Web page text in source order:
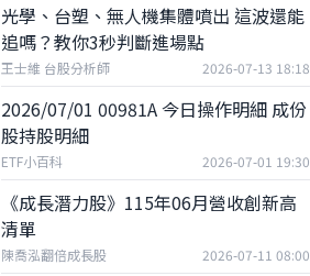
光學、台塑、無人機集體噴出 這波還能
追嗎？教你3秒判斷進場點
王士維 台股分析師 2026-07-13 18:18
2026/07/01 00981A 今日操作明細 成份
股持股明細
ETF小百科 2026-07-01 19:30
《成長潛力股》115年06月營收創新高
清單
陳喬泓翻倍成長股 2026-07-11 08:00